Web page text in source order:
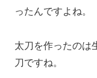
ったんですよね。
太刀を作ったのは
刀ですね。